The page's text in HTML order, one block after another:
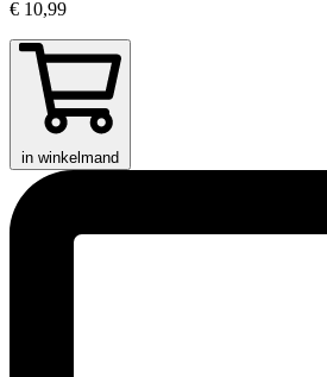
€ 10,99
in winkelmand